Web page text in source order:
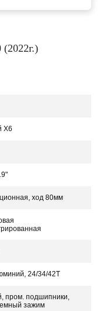
X6
ход 80мм
24/34/42Т
пром. подшипники,
зажим